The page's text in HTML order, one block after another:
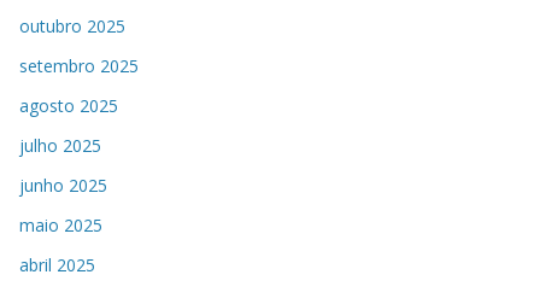
outubro 2025
setembro 2025
agosto 2025
julho 2025
junho 2025
maio 2025
abril 2025